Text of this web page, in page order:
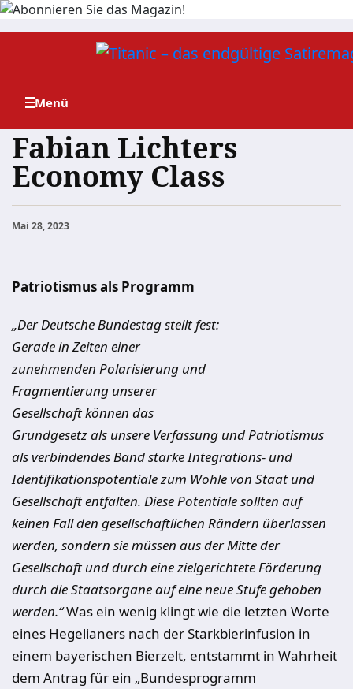
Zum
Fabian Lichters
Economy Class
Mai 28, 2023
Patriotismus als Programm
„Der Deutsche Bundestag stellt fest:
Gerade in Zeiten einer
zunehmenden Polarisierung und
Fragmentierung unserer
Gesellschaft können das
Grundgesetz als unsere Verfassung und Patriotismus
als verbindendes Band starke Integrations- und
Identifikationspotentiale zum Wohle von Staat und
Gesellschaft entfalten. Diese Potentiale sollten auf
keinen Fall den gesellschaftlichen Rändern überlassen
werden, sondern sie müssen aus der Mitte der
Gesellschaft und durch eine zielgerichtete Förderung
durch die Staatsorgane auf eine neue Stufe gehoben
werden.“Was ein wenig klingt wie die letzten Worte
eines Hegelianers nach der Starkbierinfusion in
einem bayerischen Bierzelt, entstammt in Wahrheit
dem Antrag für ein „Bundesprogramm